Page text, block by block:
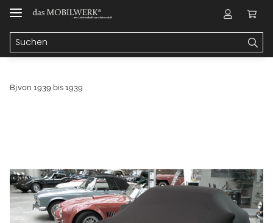
Bj.von 1939 bis 1939